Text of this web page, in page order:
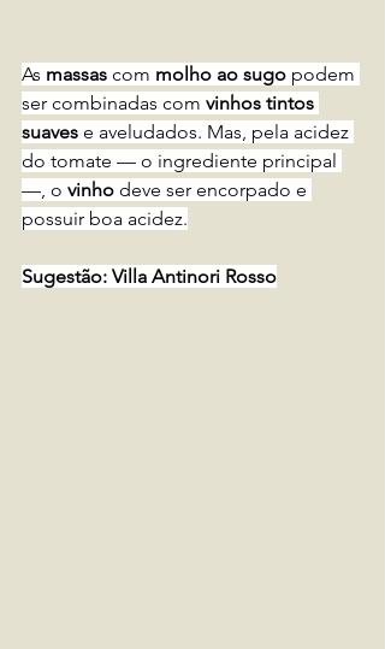
As massas com molho ao sugo podem
ser combinadas com vinhos tintos
suaves e aveludados. Mas, pela acidez
do tomate — o ingrediente principal
—, o vinho deve ser encorpado e
possuir boa acidez.
Sugestão: Villa Antinori Rosso